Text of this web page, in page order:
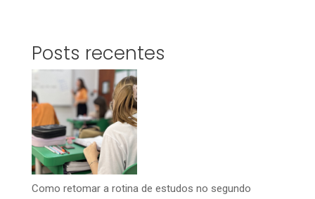
Posts recentes
Como retomar a rotina de estudos no segundo